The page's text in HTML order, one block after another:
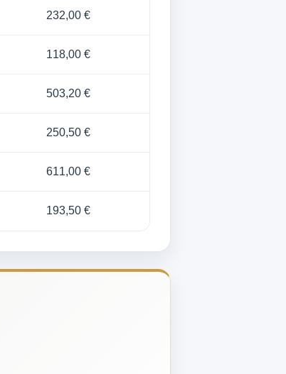
232,00 €
118,00 €
503,20 €
250,50 €
611,00 €
193,50 €